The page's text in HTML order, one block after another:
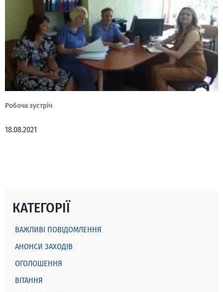
Робоча зустріч
18.08.2021
КАТЕГОРІЇ
ВАЖЛИВІ ПОВІДОМЛЕННЯ
АНОНСИ ЗАХОДІВ
ОГОЛОШЕННЯ
ВІТАННЯ